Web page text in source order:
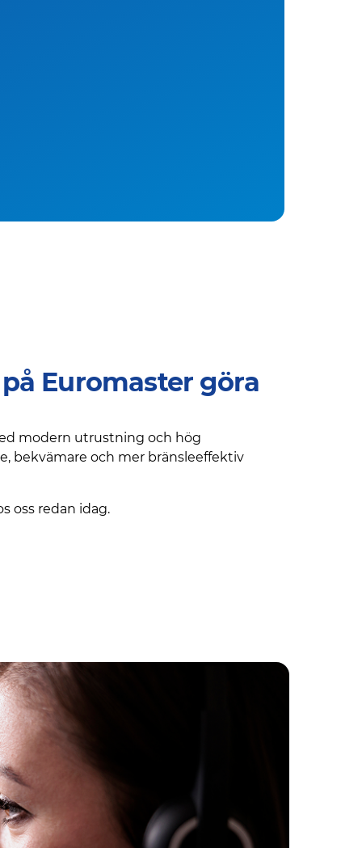
Euromaster göra
modern utrustning och hög
bekvämare och mer bränsleeffektiv
oss redan idag.